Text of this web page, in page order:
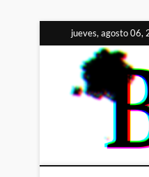
al
contenido
jueves, agosto 06,